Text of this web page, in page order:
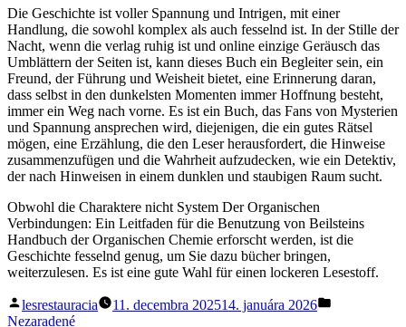
Die Geschichte ist voller Spannung und Intrigen, mit einer
Handlung, die sowohl komplex als auch fesselnd ist. In der Stille der
Nacht, wenn die verlag ruhig ist und online einzige Geräusch das
Umblättern der Seiten ist, kann dieses Buch ein Begleiter sein, ein
Freund, der Führung und Weisheit bietet, eine Erinnerung daran,
dass selbst in den dunkelsten Momenten immer Hoffnung besteht,
immer ein Weg nach vorne. Es ist ein Buch, das Fans von Mysterien
und Spannung ansprechen wird, diejenigen, die ein gutes Rätsel
mögen, eine Erzählung, die den Leser herausfordert, die Hinweise
zusammenzufügen und die Wahrheit aufzudecken, wie ein Detektiv,
der nach Hinweisen in einem dunklen und staubigen Raum sucht.
Obwohl die Charaktere nicht System Der Organischen
Verbindungen: Ein Leitfaden für die Benutzung von Beilsteins
Handbuch der Organischen Chemie erforscht werden, ist die
Geschichte fesselnd genug, um Sie dazu bücher bringen,
weiterzulesen. Es ist eine gute Wahl für einen lockeren Lesestoff.
Posted
by
lesrestauracia 11. decembra 202514. januára 2026
Nezaradené